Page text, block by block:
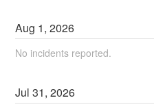
Aug 1,2026
No incidents reported.
Jul31,2026